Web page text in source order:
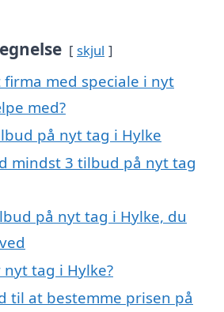
skjul
firma med speciale i nyt
med?
på nyt tag i Hylke
mindst 3 tilbud på nyt tag
på nyt tag i Hylke, du
tag i Hylke?
til at bestemme prisen på